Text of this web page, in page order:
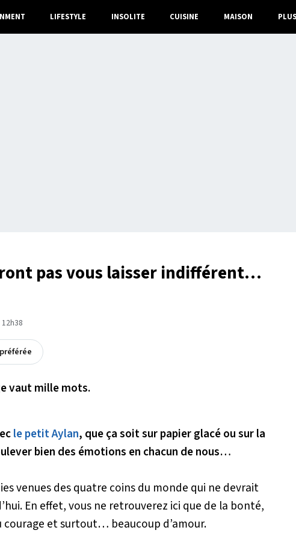
LIFESTYLE INSOLITE CUISINE MAISON PLUS
pas vous laisser indifférent…
vaut mille mots.
le petit Aylan, que ça soit sur papier glacé ou sur la
bien des émotions en chacun de nous…
venues des quatre coins du monde qui ne devrait
En effet, vous ne retrouverez ici que de la bonté,
courage et surtout… beaucoup d’amour.